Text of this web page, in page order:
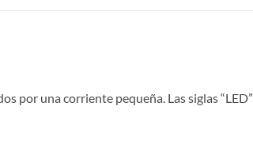
por una corriente pequeña. Las siglas “LED”